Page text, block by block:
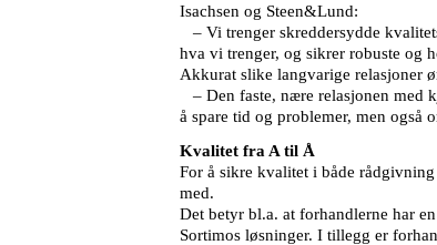
Isachsen og Steen&Lund:
– Vi trenger skreddersydde
hva vi trenger, og sikrer robuste og
Akkurat slike langvarige relasjoner
– Den faste, nære relasjonen med
å spare tid og problemer, men også
Kvalitet fra A til Å
For å sikre kvalitet i både
med.
Det betyr bl.a. at forhandlerne har
Sortimos løsninger. I tillegg er